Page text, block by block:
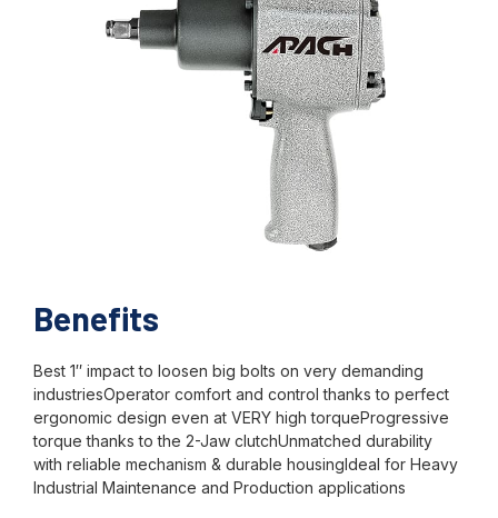
Benefits
Best 1″ impact to loosen big bolts on very demanding
industriesOperator comfort and control thanks to perfect
ergonomic design even at VERY high torqueProgressive
torque thanks to the 2-Jaw clutchUnmatched durability
with reliable mechanism & durable housingIdeal for Heavy
Industrial Maintenance and Production applications